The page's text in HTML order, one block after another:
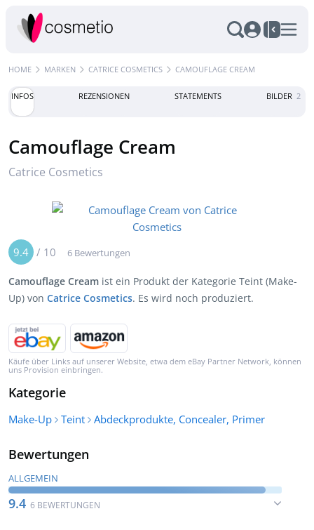
HOME MARKEN CATRICE COSMETICS CAMOUFLAGE CREAM
INFOS REZENSIONEN STATEMENTS BILDER 2
Camouflage Cream
Catrice Cosmetics
9.4 / 10 6 Bewertungen
Camouflage Cream ist ein Produkt der Kategorie Teint (Make-
Up) von Catrice Cosmetics. Es wird noch produziert.
Käufe über Links auf unserer Website, etwa dem eBay Partner Network, können
uns Provision einbringen.
Kategorie
Make-Up Teint Abdeckprodukte, Concealer, Primer
Bewertungen
ALLGEMEIN
9.4 6 BEWERTUNGEN